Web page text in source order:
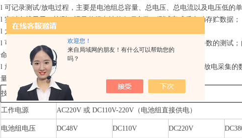
欢迎您！
来自局域网的朋友！有什么可以帮助您的
吗？
l 可记录测试/放电过程，主要是电池组总容量、总电压、总电流以及电压低的
l 实时在线显示、检测、记录整组电池的各项参数，测试完成后自动存贮数据；
l 大屏幕液晶显示，全中文菜单提示，操作简便，智能化程度高，
l 可设定并控制电压、电流、时间等参数，自动完成蓄电池组各种参数的测试
命。
l 放电完毕，检测的数据可现场转存至U盘；配套的数据处理软件对放电采集的
量，生成各种图表。
技术指标
工作电源 AC220V 或 DC110V-220V（电池组直接供电）
电池组电压 DC48V DC110V DC220V